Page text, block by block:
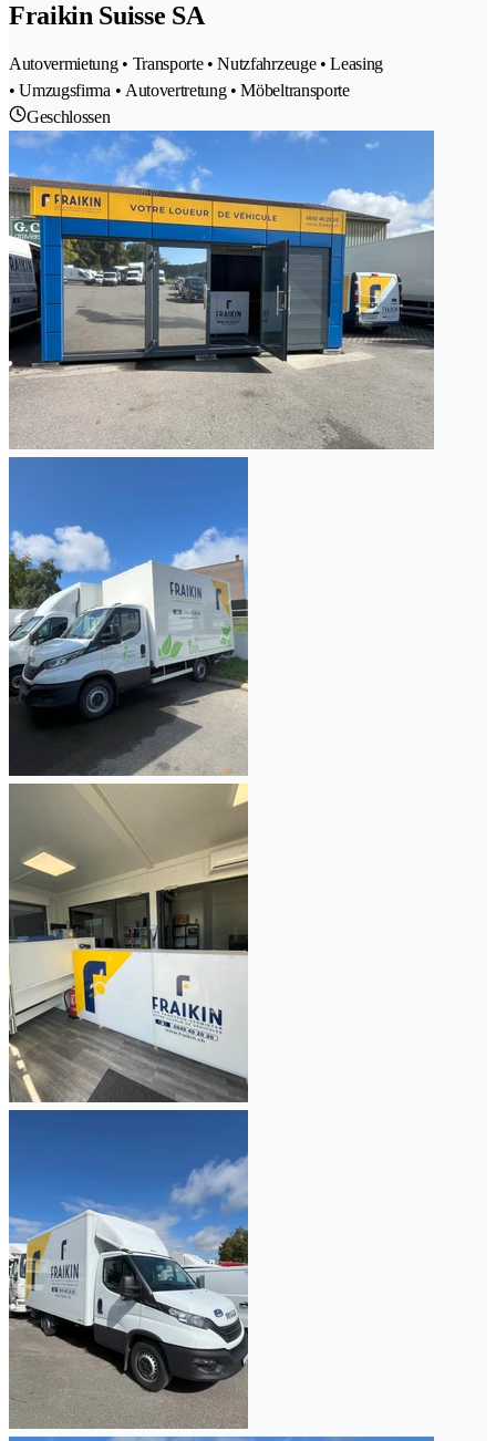
Fraikin Suisse SA
Autovermietung • Transporte • Nutzfahrzeuge • Leasing
• Umzugsfirma • Autovertretung • Möbeltransporte
Geschlossen